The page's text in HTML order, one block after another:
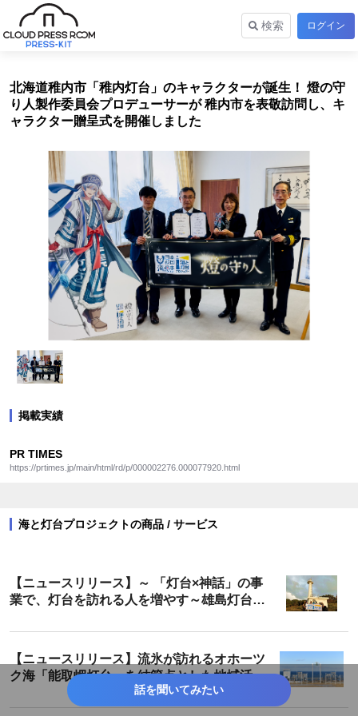
検索 ログイン
北海道稚内市「稚内灯台」のキャラクターが誕生！ 燈の守
り人製作委員会プロデューサーが 稚内市を表敬訪問し、キ
ャラクター贈呈式を開催しました
掲載実績
PR TIMES
https://prtimes.jp/main/html/rd/p/000002276.000077920.html
海と灯台プロジェクトの商品 / サービス
【ニュースリリース】～ 「灯台×神話」の事
業で、灯台を訪れる人を増やす～雄島灯台散
【ニュースリリース】流氷が訪れるオホーツ
ク海「能取岬灯台」を結節点とした地域活性
化 「願いを叶える鐘」「ホタテ貝の絵馬」の
設置成果報告
話を聞いてみたい